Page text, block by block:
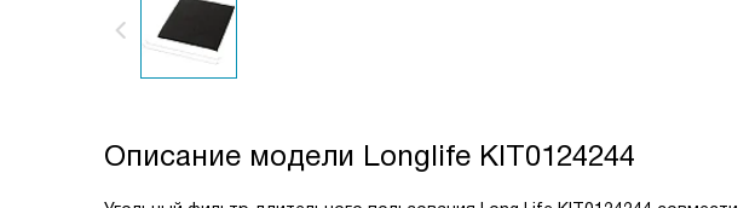
Описание модели Longlife KIT0124244